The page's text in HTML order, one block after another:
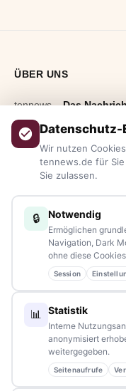
ÜBER UNS
tennews –Das
Bayern.
Aktuelle News,
aus allen Regionen,
Blaulicht, von Kultur
Veranstaltungen–
Sie haben ein Thema,
kennen eine
Schreiben Sie uns –
Lesern bleiben wir am
Partnerschaften:
Redaktion:
Wir nutzen
tennews.de für
Sie zulassen.
🔒 Notwendig
Ermöglichen
Navigation, Dark
ohne diese
Session
📊 Statistik
Interne
anonymisiert
weitergegeben.
Seitenaufrufe